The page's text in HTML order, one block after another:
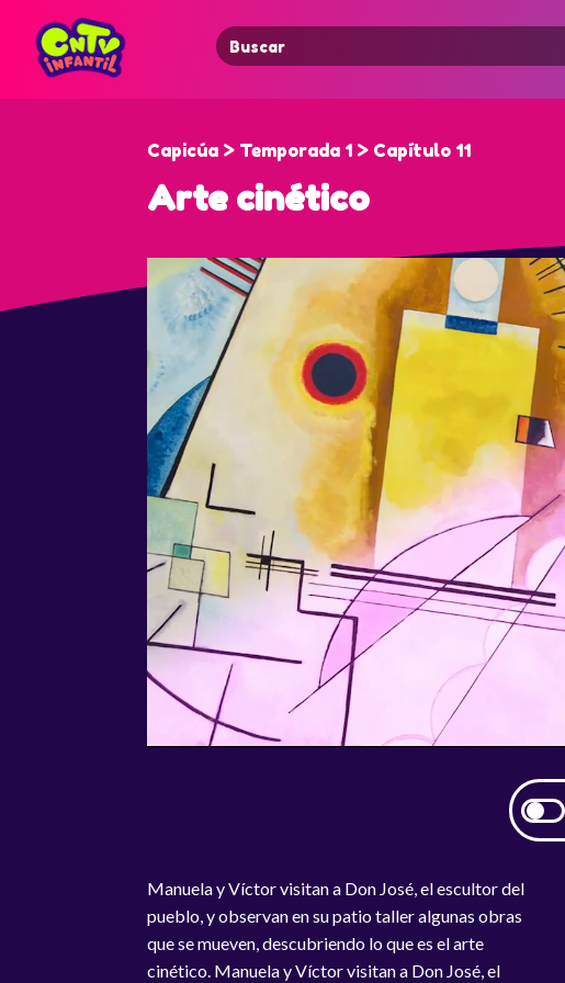
Search
for:
Capicúa > Temporada 1 > Capítulo 11
Arte cinético
Manuela y Víctor visitan a Don José, el escultor del
pueblo, y observan en su patio taller algunas obras
que se mueven, descubriendo lo que es el arte
cinético. Manuela y Víctor visitan a Don José, el